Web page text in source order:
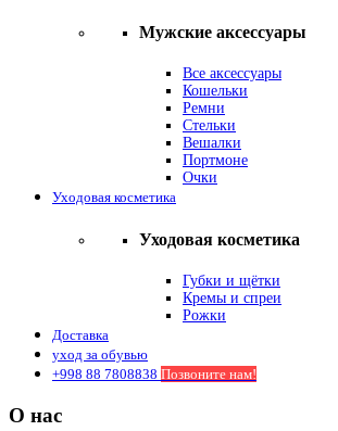
Мужские аксессуары
Все аксессуары
Кошельки
Ремни
Стельки
Вешалки
Портмоне
Очки
Уходовая косметика
Уходовая косметика
Губки и щётки
Кремы и спреи
Рожки
Доставка
уход за обувью
+998 88 7808838 Позвоните нам!
О нас